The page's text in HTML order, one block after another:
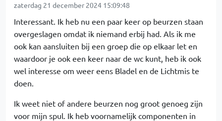
zaterdag 21 december 2024 15:09:48
Interessant. Ik heb nu een paar keer op beurzen staan
overgeslagen omdat ik niemand erbij had. Als ik me
ook kan aansluiten bij een groep die op elkaar let en
waardoor je ook een keer naar de wc kunt, heb ik ook
wel interesse om weer eens Bladel en de Lichtmis te
doen.
Ik weet niet of andere beurzen nog groot genoeg zijn
voor mijn spul. Ik heb voornamelijk componenten in